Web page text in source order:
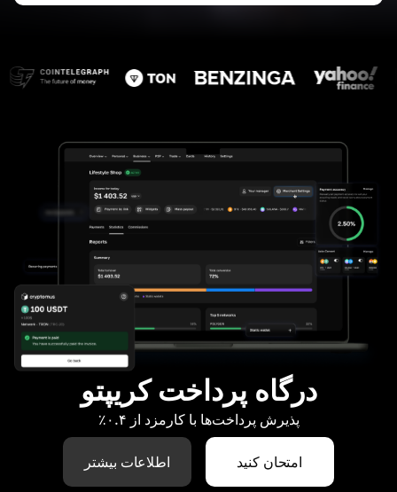
درگاه پرداخت کریپتو
پذیرش پرداخت‌ها با کارمزد از ۰.۴٪
امتحان کنید اطلاعات بیشتر